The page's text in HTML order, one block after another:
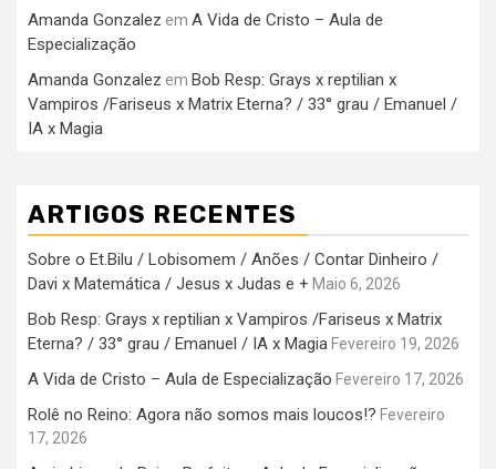
Amanda Gonzalez em A Vida de Cristo – Aula de
Especialização
Amanda Gonzalez em Bob Resp: Grays x reptilian x
Vampiros /Fariseus x Matrix Eterna? / 33° grau / Emanuel /
IA x Magia
ARTIGOS RECENTES
Sobre o Et.Bilu / Lobisomem / Anões / Contar Dinheiro /
Davi x Matemática / Jesus x Judas e + Maio 6, 2026
Bob Resp: Grays x reptilian x Vampiros /Fariseus x Matrix
Eterna? / 33° grau / Emanuel / IA x Magia Fevereiro 19, 2026
A Vida de Cristo – Aula de Especialização Fevereiro 17, 2026
Rolê no Reino: Agora não somos mais loucos!? Fevereiro
17, 2026